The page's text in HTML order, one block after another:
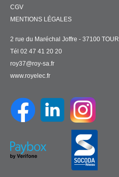
CGV
MENTIONS LÉGALES
2 rue du Maréchal Joffre - 37100
Tél 02 47 41 20 20
roy37@roy-sa.fr
www.royelec.fr